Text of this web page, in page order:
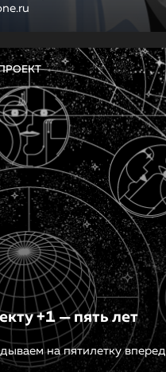
+1 — пять лет
на пятилетку вперед